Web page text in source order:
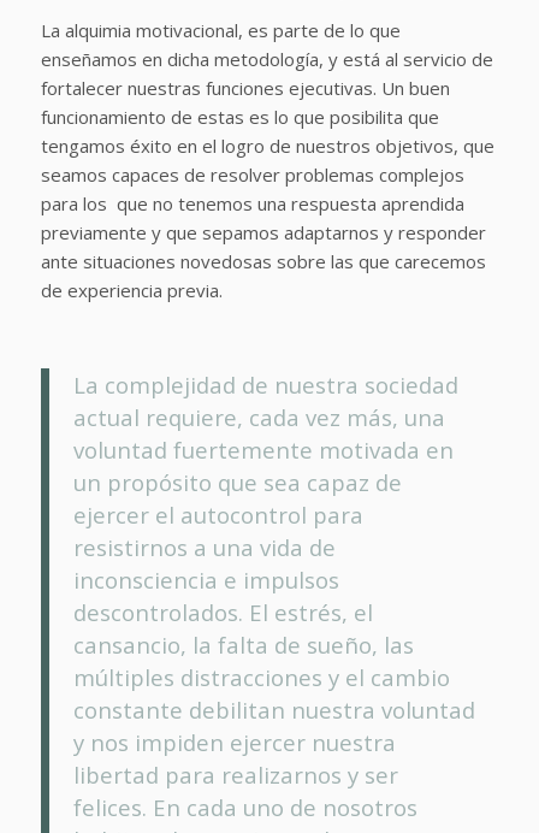
La alquimia motivacional, es parte de lo que
enseñamos en dicha metodología, y está al servicio de
fortalecer nuestras funciones ejecutivas. Un buen
funcionamiento de estas es lo que posibilita que
tengamos éxito en el logro de nuestros objetivos, que
seamos capaces de resolver problemas complejos
para los que no tenemos una respuesta aprendida
previamente y que sepamos adaptarnos y responder
ante situaciones novedosas sobre las que carecemos
de experiencia previa.
La complejidad de nuestra sociedad
actual requiere, cada vez más, una
voluntad fuertemente motivada en
un propósito que sea capaz de
ejercer el autocontrol para
resistirnos a una vida de
inconsciencia e impulsos
descontrolados. El estrés, el
cansancio, la falta de sueño, las
múltiples distracciones y el cambio
constante debilitan nuestra voluntad
y nos impiden ejercer nuestra
libertad para realizarnos y ser
felices. En cada uno de nosotros